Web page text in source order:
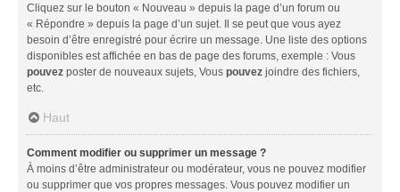
Cliquez sur le bouton « Nouveau » depuis la page d’un forum ou
« Répondre » depuis la page d’un sujet. Il se peut que vous ayez
besoin d’être enregistré pour écrire un message. Une liste des options
disponibles est affichée en bas de page des forums, exemple : Vous
pouvez poster de nouveaux sujets, Vous pouvez joindre des fichiers,
etc.
Haut
Comment modifier ou supprimer un message ?
À moins d’être administrateur ou modérateur, vous ne pouvez modifier
ou supprimer que vos propres messages. Vous pouvez modifier un